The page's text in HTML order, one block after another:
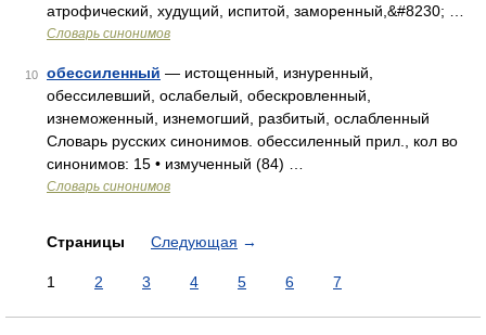
атрофический, худущий, испитой, заморенный,&#8230; …
Словарь синонимов
10 обессиленный — истощенный, изнуренный,
обессилевший, ослабелый, обескровленный,
изнеможенный, изнемогший, разбитый, ослабленный
Словарь русских синонимов. обессиленный прил., кол во
синонимов: 15 • измученный (84) …
Словарь синонимов
Страницы Следующая →
1 2 3 4 5 6 7